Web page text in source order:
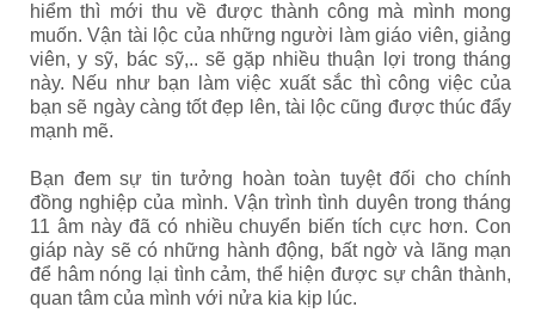
hiểm thì mới thu về được thành công mà mình mong
muốn. Vận tài lộc của những người làm giáo viên, giảng
viên, y sỹ, bác sỹ,.. sẽ gặp nhiều thuận lợi trong tháng
này. Nếu như bạn làm việc xuất sắc thì công việc của
bạn sẽ ngày càng tốt đẹp lên, tài lộc cũng được thúc đẩy
mạnh mẽ.
Bạn đem sự tin tưởng hoàn toàn tuyệt đối cho chính
đồng nghiệp của mình. Vận trình tình duyên trong tháng
11 âm này đã có nhiều chuyển biến tích cực hơn. Con
giáp này sẽ có những hành động, bất ngờ và lãng mạn
để hâm nóng lại tình cảm, thể hiện được sự chân thành,
quan tâm của mình với nửa kia kịp lúc.